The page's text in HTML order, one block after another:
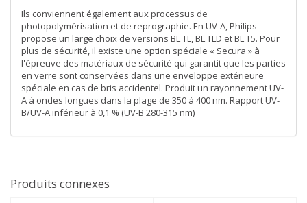
Ils conviennent également aux processus de
photopolymérisation et de reprographie. En UV-A, Philips
propose un large choix de versions BL TL, BL TLD et BL T5. Pour
plus de sécurité, il existe une option spéciale « Secura » à
l'épreuve des matériaux de sécurité qui garantit que les parties
en verre sont conservées dans une enveloppe extérieure
spéciale en cas de bris accidentel. Produit un rayonnement UV-
A à ondes longues dans la plage de 350 à 400 nm. Rapport UV-
B/UV-A inférieur à 0,1 % (UV-B 280-315 nm)
Produits connexes